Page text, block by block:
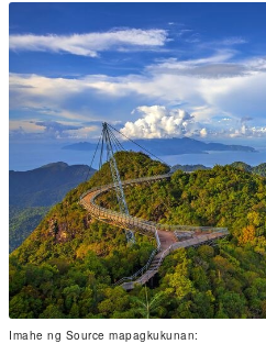
Imahe ng Source mapagkukunan: